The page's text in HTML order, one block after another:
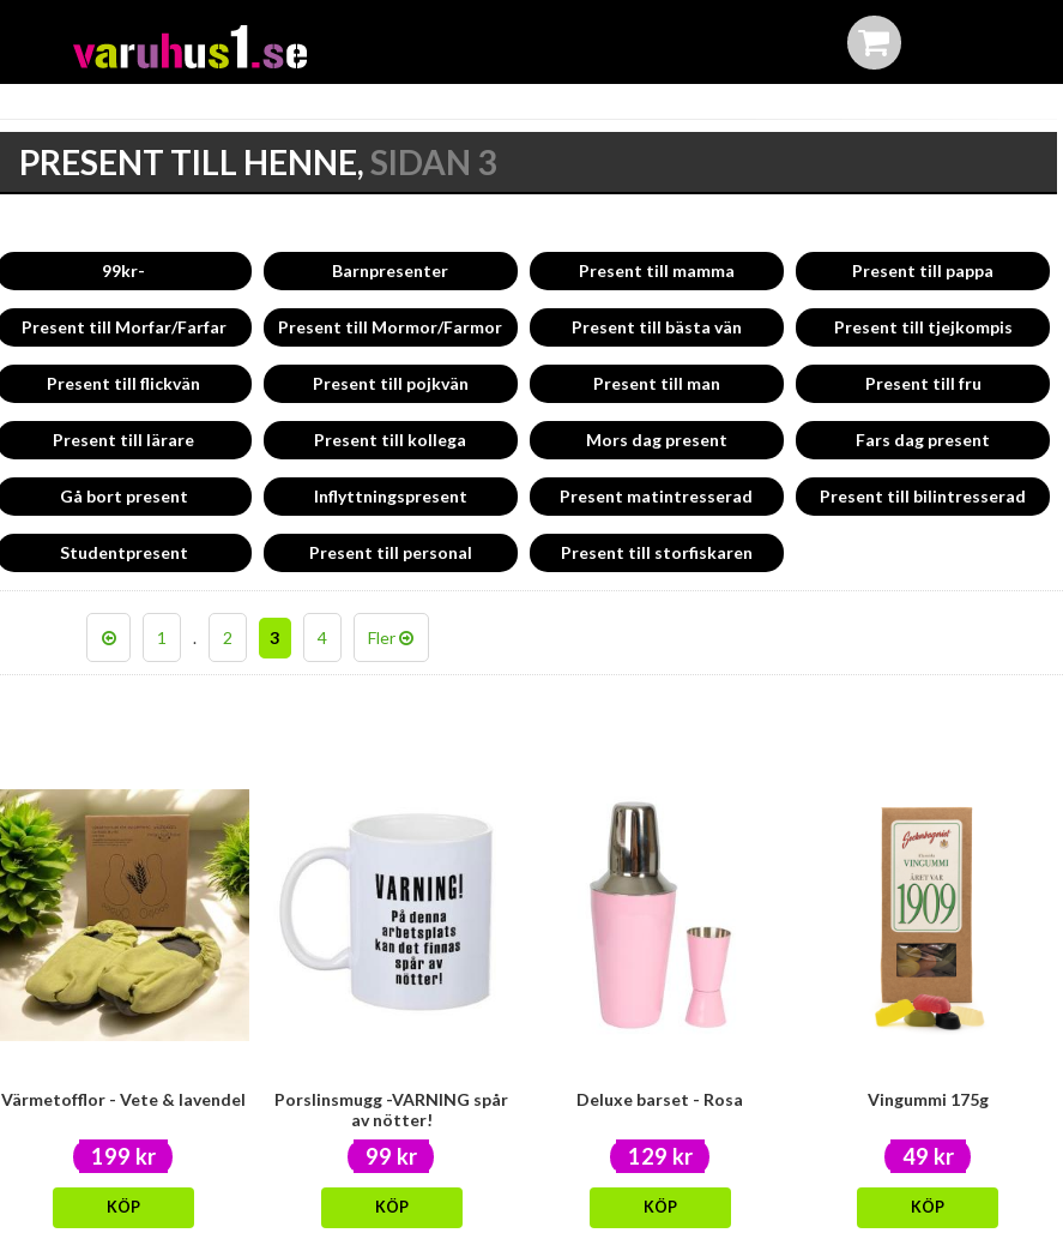
PRESENT TILL HENNE,SIDAN 3
99kr- Barnpresenter Present till mamma Present till pappa
Present till Morfar/Farfar Present till Mormor/Farmor Present till bästa vän Present till tjejkompis
Present till flickvän Present till pojkvän Present till man Present till fru
Present till lärare Present till kollega Mors dag present Fars dag present
Gå bort present Inflyttningspresent Present matintresserad Present till bilintresserad
Studentpresent Present till personal Present till storfiskaren
1 . 2 3 4 Fler
Värmetofflor - Vete & lavendel
199 kr
KÖP
Porslinsmugg -VARNING spår
av nötter!
99 kr
KÖP
Deluxe barset - Rosa
129 kr
KÖP
Vingummi 175g
49 kr
KÖP